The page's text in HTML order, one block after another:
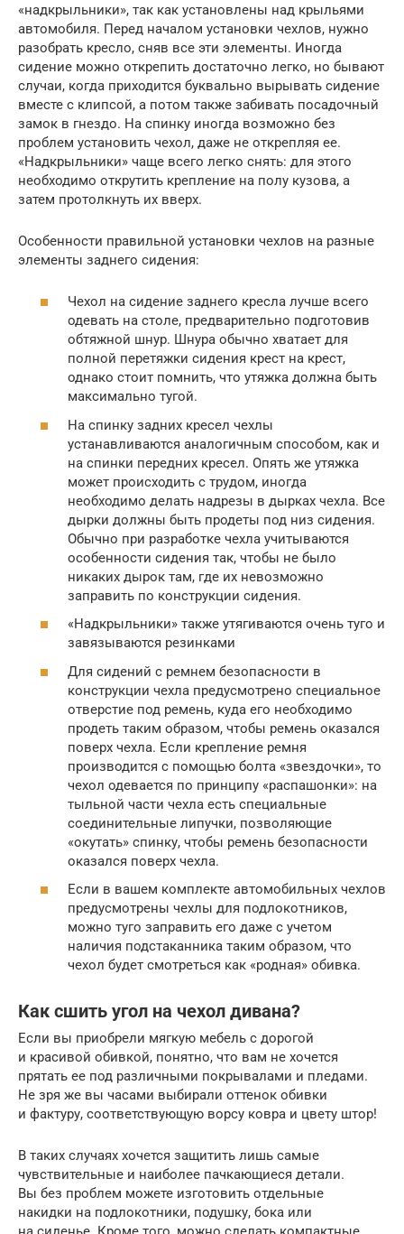
«надкрыльники», так как установлены над крыльями
автомобиля. Перед началом установки чехлов, нужно
разобрать кресло, сняв все эти элементы. Иногда
сидение можно открепить достаточно легко, но бывают
случаи, когда приходится буквально вырывать сидение
вместе с клипсой, а потом также забивать посадочный
замок в гнездо. На спинку иногда возможно без
проблем установить чехол, даже не открепляя ее.
«Надкрыльники» чаще всего легко снять: для этого
необходимо открутить крепление на полу кузова, а
затем протолкнуть их вверх.
Особенности правильной установки чехлов на разные
элементы заднего сидения:
Чехол на сидение заднего кресла лучше всего
одевать на столе, предварительно подготовив
обтяжной шнур. Шнура обычно хватает для
полной перетяжки сидения крест на крест,
однако стоит помнить, что утяжка должна быть
максимально тугой.
На спинку задних кресел чехлы
устанавливаются аналогичным способом, как и
на спинки передних кресел. Опять же утяжка
может происходить с трудом, иногда
необходимо делать надрезы в дырках чехла. Все
дырки должны быть продеты под низ сидения.
Обычно при разработке чехла учитываются
особенности сидения так, чтобы не было
никаких дырок там, где их невозможно
заправить по конструкции сидения.
«Надкрыльники» также утягиваются очень туго и
завязываются резинками
Для сидений с ремнем безопасности в
конструкции чехла предусмотрено специальное
отверстие под ремень, куда его необходимо
продеть таким образом, чтобы ремень оказался
поверх чехла. Если крепление ремня
производится с помощью болта «звездочки», то
чехол одевается по принципу «распашонки»: на
тыльной части чехла есть специальные
соединительные липучки, позволяющие
«окутать» спинку, чтобы ремень безопасности
оказался поверх чехла.
Если в вашем комплекте автомобильных чехлов
предусмотрены чехлы для подлокотников,
можно туго заправить его даже с учетом
наличия подстаканника таким образом, что
чехол будет смотреться как «родная» обивка.
Как сшить угол на чехол дивана?
Если вы приобрели мягкую мебель с дорогой
и красивой обивкой, понятно, что вам не хочется
прятать ее под различными покрывалами и пледами.
Не зря же вы часами выбирали оттенок обивки
и фактуру, соответствующую ворсу ковра и цвету штор!
В таких случаях хочется защитить лишь самые
чувствительные и наиболее пачкающиеся детали.
Вы без проблем можете изготовить отдельные
накидки на подлокотники, подушку, бока или